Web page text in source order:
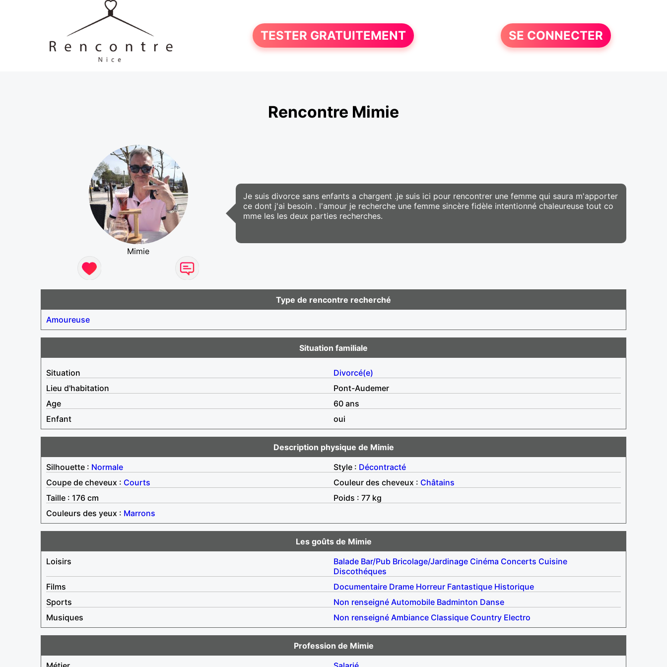
TESTER GRATUITEMENT SE CONNECTER
Rencontre Mimie
Mimie
Je suis divorce sans enfants a chargent .je suis ici pour rencontrer une femme qui saura m'apporter
ce dont j'ai besoin . l'amour je recherche une femme sincère fidèle intentionné chaleureuse tout co
mme les les deux parties recherches.
Type de rencontre recherché
Amoureuse
Situation familiale
Situation
Divorcé(e)
Lieu d'habitation
Pont-Audemer
Age
60 ans
Enfant
oui
Description physique de Mimie
Silhouette : Normale Style : Décontracté
Coupe de cheveux : Courts Couleur des cheveux : Châtains
Taille : 176 cm
Poids : 77 kg
Couleurs des yeux : Marrons
Les goûts de Mimie
Loisirs
Balade Bar/Pub Bricolage/Jardinage Cinéma Concerts Cuisine
Discothéques
Films
Documentaire Drame Horreur Fantastique Historique
Sports
Non renseigné Automobile Badminton Danse
Musiques
Non renseigné Ambiance Classique Country Electro
Profession de Mimie